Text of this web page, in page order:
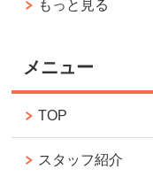
もっと見る
メニュー
TOP
スタッフ紹介